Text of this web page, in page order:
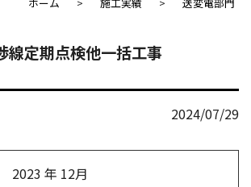
線定期点検他一括工事
2024/07/29
2023 年 12月